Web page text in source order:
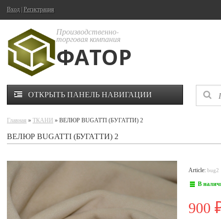
Вход Регистрация
Производственно-
торговая компания
ФАТОР
ОТКРЫТЬ ПАНЕЛЬ НАВИГАЦИИ
Главная » ТКАНИ » ВЕЛЮР BUGATTI (БУГАТТИ) 2
ВЕЛЮР BUGATTI (БУГАТТИ) 2
Article: bug2
В
900